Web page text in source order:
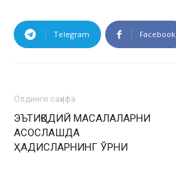
Telegram Facebook
Олдинги саҳифа
ЭЪТИҚОДИЙ МАСАЛАЛАРНИ
АСОСЛАШДА
ҲАДИСЛАРНИНГ ЎРНИ